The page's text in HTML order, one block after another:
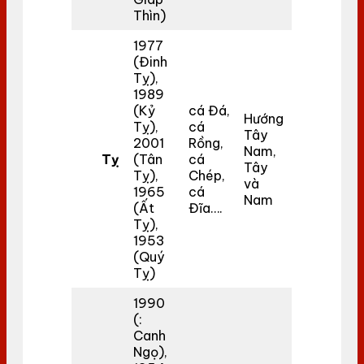
Thìn)
Tỵ
1977
(Đinh
Tỵ),
1989
(Kỷ
Tỵ),
2001
(Tân
Tỵ),
1965
(Ất
Tỵ),
1953
(Quý
Tỵ)
cá Đá,
cá
Rồng,
cá
Chép,
cá
Đĩa….
Hướng
Tây
Nam,
Tây
và
Nam
1990
(:
Canh
Ngọ),